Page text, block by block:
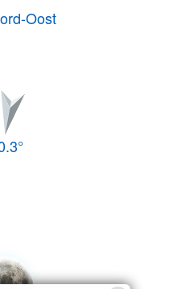
Oost